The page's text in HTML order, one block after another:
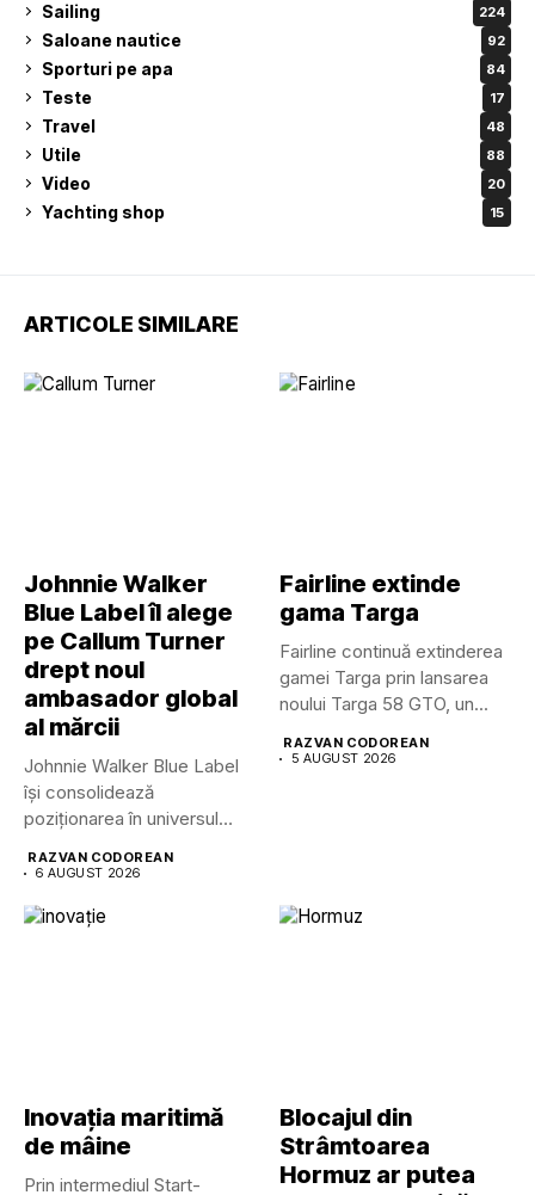
Sailing 224
Saloane nautice 92
Sporturi pe apa 84
Teste 17
Travel 48
Utile 88
Video 20
Yachting shop 15
ARTICOLE SIMILARE
Johnnie Walker
Blue Label îl alege
pe Callum Turner
drept noul
ambasador global
al mărcii
Johnnie Walker Blue Label
își consolidează
poziționarea în universul
RAZVAN CODOREAN
6 AUGUST 2026
Fairline extinde
gama Targa
Fairline continuă extinderea
gamei Targa prin lansarea
noului Targa 58 GTO, un...
RAZVAN CODOREAN
5 AUGUST 2026
Inovația maritimă
de mâine
Prin intermediul Start-
Blocajul din
Strâmtoarea
Hormuz ar putea